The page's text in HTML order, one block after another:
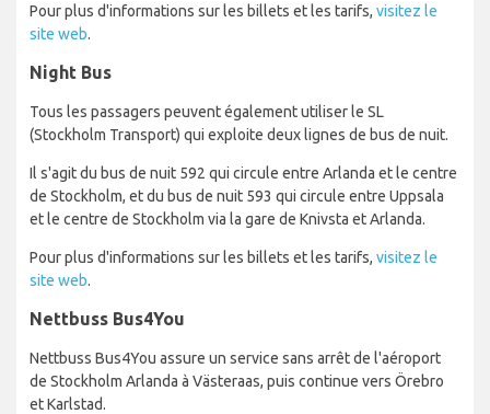
Pour plus d'informations sur les billets et les tarifs, visitez le
site web.
Night Bus
Tous les passagers peuvent également utiliser le SL
(Stockholm Transport) qui exploite deux lignes de bus de nuit.
Il s'agit du bus de nuit 592 qui circule entre Arlanda et le centre
de Stockholm, et du bus de nuit 593 qui circule entre Uppsala
et le centre de Stockholm via la gare de Knivsta et Arlanda.
Pour plus d'informations sur les billets et les tarifs, visitez le
site web.
Nettbuss Bus4You
Nettbuss Bus4You assure un service sans arrêt de l'aéroport
de Stockholm Arlanda à Västeraas, puis continue vers Örebro
et Karlstad.